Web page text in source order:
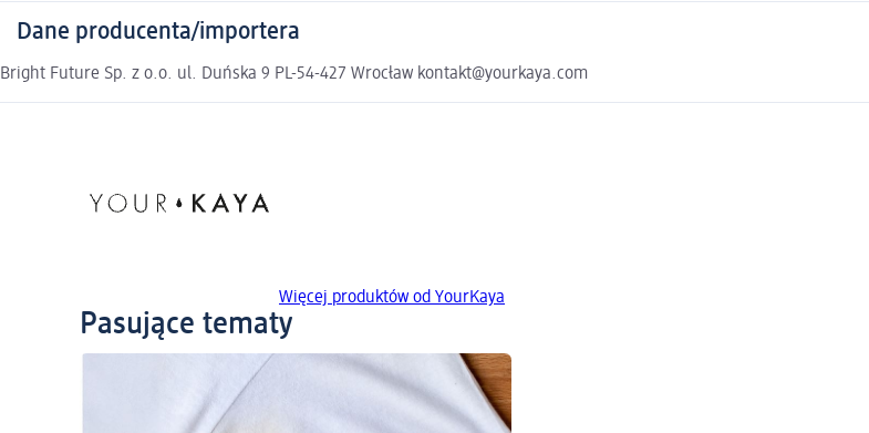
Dane producenta/importera
Bright Future Sp. z o.o. ul. Duńska 9 PL-54-427 Wrocław kontakt@yourkaya.com
Więcej produktów od YourKaya
Pasujące tematy